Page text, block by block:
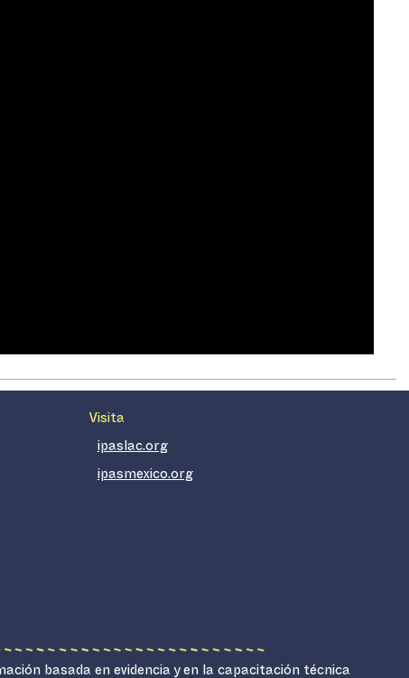
Visita
ipaslac.org
ipasmexico.org
basada en evidencia y en la capacitación técnica